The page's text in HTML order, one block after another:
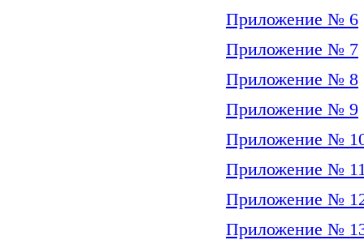
Приложение № 6
Приложение № 7
Приложение № 8
Приложение № 9
Приложение №
Приложение №
Приложение №
Приложение №